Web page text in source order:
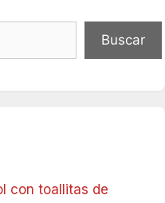
Buscar
con toallitas de